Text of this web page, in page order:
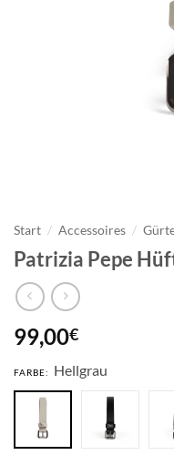
Start / Accessoires /
Patrizia Pepe
99,00€
FARBE: Hellgrau